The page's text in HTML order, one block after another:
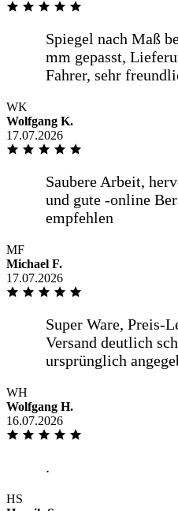
WK
Wolfgang K.
17.07.2026
MF
Michael F.
17.07.2026
WH
Wolfgang H.
16.07.2026
HS
Verpackung.